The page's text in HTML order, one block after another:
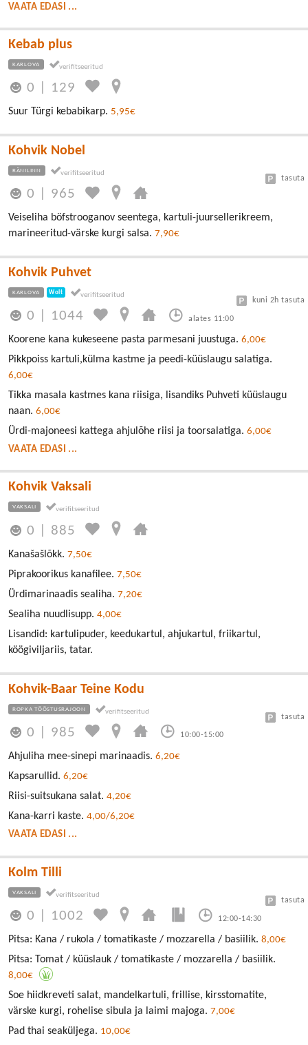
VAATA EDASI ...
Kebab plus
KARLOVA
0 129
Suur Türgi kebabikarp. 5,95€
Kohvik Nobel
RÄNILINN
0 965
tasuta
Veiseliha böfstrooganov seentega, kartuli-juursellerikreem,
marineeritud-värske kurgi salsa. 7,90€
Kohvik Puhvet
KARLOVA Wolt
0 1044 alates 11:00
kuni 2h tasuta
Koorene kana kukeseene pasta parmesani juustuga. 6,00€
Pikkpoiss kartuli,külma kastme ja peedi-küüslaugu salatiga.
6,00€
Tikka masala kastmes kana riisiga, lisandiks Puhveti küüslaugu
naan. 6,00€
Ürdi-majoneesi kattega ahjulõhe riisi ja toorsalatiga. 6,00€
VAATA EDASI ...
Kohvik Vaksali
VAKSALI
0 885
Kanašašlõkk. 7,50€
Piprakoorikus kanafilee. 7,50€
Ürdimarinaadis sealiha. 7,20€
Sealiha nuudlisupp. 4,00€
Lisandid: kartulipuder, keedukartul, ahjukartul, friikartul,
köögiviljariis, tatar.
Kohvik-Baar Teine Kodu
ROPKA TÖÖSTUSRAJOON
0 985 10:00-15:00
tasuta
Ahjuliha mee-sinepi marinaadis. 6,20€
Kapsarullid. 6,20€
Riisi-suitsukana salat. 4,20€
Kana-karri kaste. 4,00/6,20€
VAATA EDASI ...
Kolm Tilli
VAKSALI
0 1002 12:00-14:30
tasuta
Pitsa: Kana / rukola / tomatikaste / mozzarella / basiilik. 8,00€
Pitsa: Tomat / küüslauk / tomatikaste / mozzarella / basiilik.
8,00€
Soe hiidkreveti salat, mandelkartuli, frillise, kirsstomatite,
värske kurgi, rohelise sibula ja laimi majoga. 7,00€
Pad thai seaküljega. 10,00€